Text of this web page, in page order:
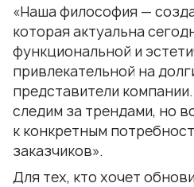
«Наша философия —
которая актуальна
функциональной и
привлекательной на
представители
следим за трендами, но
к конкретным
заказчиков».
Для тех, кто хочет